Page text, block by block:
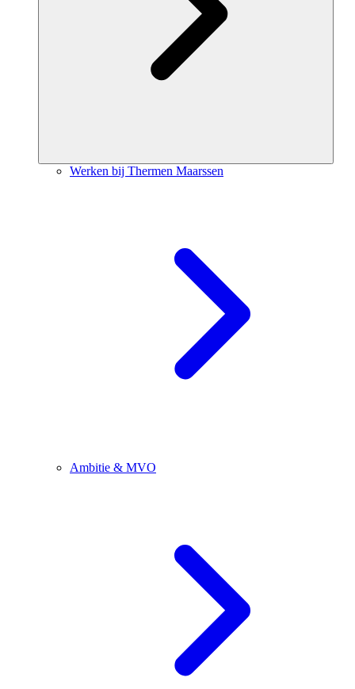
Werken bij Thermen Maarssen
Ambitie & MVO